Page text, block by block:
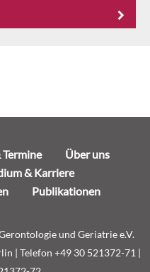
Über uns
& Karriere
Publikationen
und Geriatrie e.V.
| Telefon +49 30 521372-71 |